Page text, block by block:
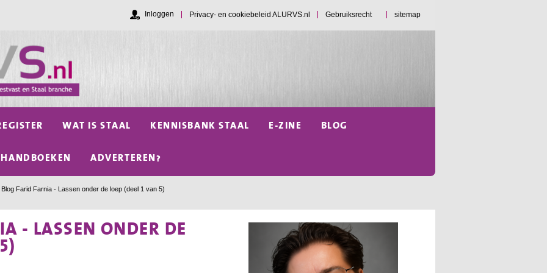
Privacy- en cookiebeleid ALURVS.nl Gebruiksrecht sitemap
Inloggen
WAT IS STAAL KENNISBANK STAAL E-ZINE BLOG
HANDBOEKEN ADVERTEREN?
Blog Farid Farnia - Lassen onder de loep (deel 1 van 5)
- LASSEN ONDER DE